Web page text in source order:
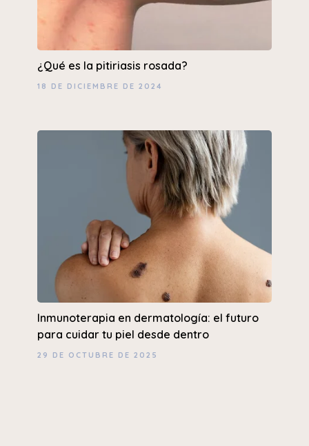
¿Qué es la pitiriasis rosada?
18 DE DICIEMBRE DE 2024
Inmunoterapia en dermatología: el futuro
para cuidar tu piel desde dentro
29 DE OCTUBRE DE 2025